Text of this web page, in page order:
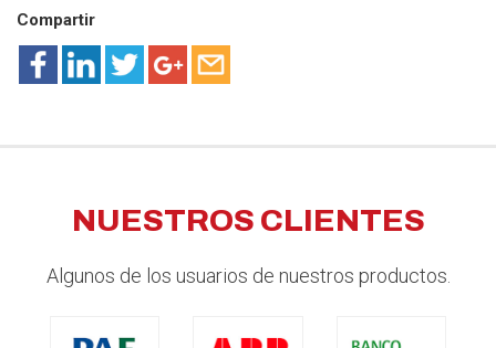
Compartir
NUESTROS CLIENTES
Algunos de los usuarios de nuestros productos.